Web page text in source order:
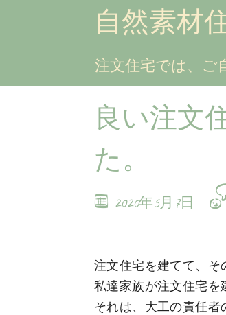
自然素材
注文住宅では、ご
良い注文
た。
2020年5月7日
注文住宅を建てて、そ
私達家族が注文住宅を
それは、大工の責任者